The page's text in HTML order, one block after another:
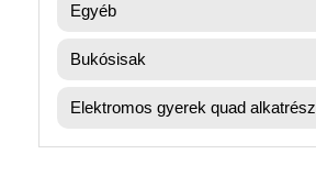
Egyéb
Bukósisak
Elektromos gyerek quad alkatrész